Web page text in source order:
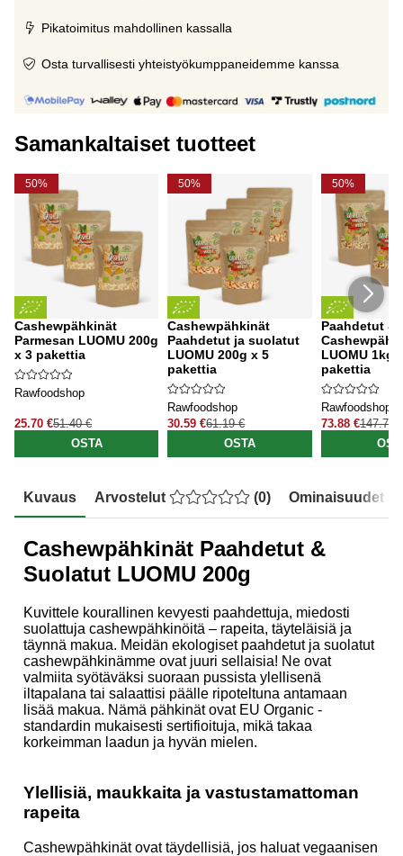
Pikatoimitus mahdollinen kassalla
Osta turvallisesti yhteistyökumppaneidemme kanssa
Samankaltaiset tuotteet
50%
Cashewpähkinät
Parmesan LUOMU 200g
x 3 pakettia
Rawfoodshop
25.70 €51.40 €
OSTA
50%
Cashewpähkinät
Paahdetut ja suolatut
LUOMU 200g x 5
pakettia
Rawfoodshop
30.59 €61.19 €
OSTA
50%
Paahdetut &
LUOMU 1kg
pakettia
Rawfoodshop
73.88 €147.76
Kuvaus Arvostelut (0) Ominaisuudet
Cashewpähkinät Paahdetut &
Suolatut LUOMU 200g
Kuvittele kourallinen kevyesti paahdettuja, miedosti
suolattuja cashewpähkinöitä – rapeita, täyteläisiä ja
täynnä makua. Meidän ekologiset paahdetut ja suolatut
cashewpähkinämme ovat juuri sellaisia! Ne ovat
valmiita syötäväksi suoraan pussista ylellisenä
iltapalana tai salaattisi päälle ripoteltuna antamaan
lisää makua. Nämä pähkinät ovat EU Organic -
standardin mukaisesti sertifioituja, mikä takaa
korkeimman laadun ja hyvän mielen.
Ylellisiä, maukkaita ja vastustamattoman
rapeita
Cashewpähkinät ovat täydellisiä, jos haluat vegaanisen